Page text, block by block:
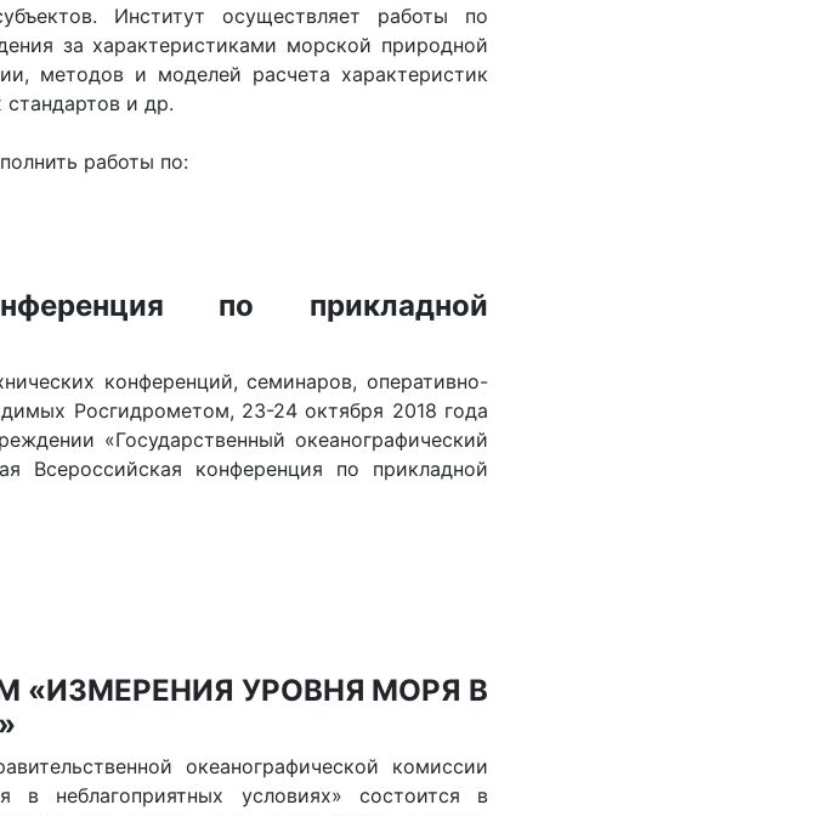
Институт осуществляет работы по
за характеристиками морской природной
методов и моделей расчета характеристик
и др.
работы по:
по прикладной
конференций, семинаров, оперативно-
Росгидрометом, 23-24 октября 2018 года
«Государственный океанографический
Всероссийская конференция по прикладной
УРОВНЯ МОРЯ В
океанографической комиссии
неблагоприятных условиях» состоится в